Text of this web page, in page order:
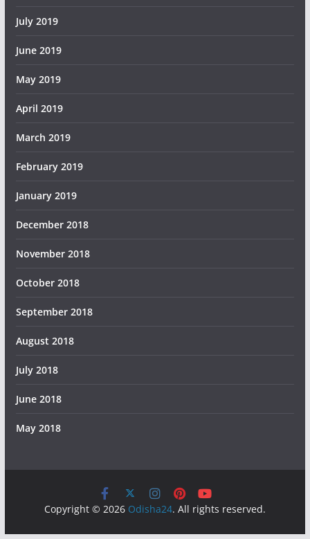
July 2019
June 2019
May 2019
April 2019
March 2019
February 2019
January 2019
December 2018
November 2018
October 2018
September 2018
August 2018
July 2018
June 2018
May 2018
Copyright © 2026 Odisha24. All rights reserved.